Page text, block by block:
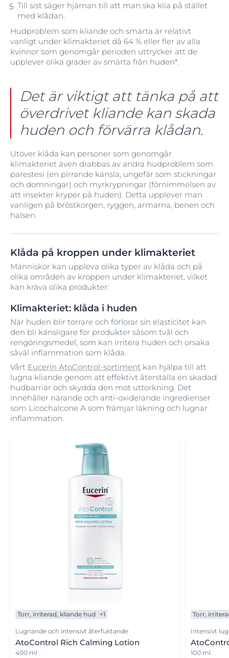
Till sist säger hjärnan till att man ska klia på stället
med klådan.
Hudproblem som kliande och smärta är relativt
vanligt under klimakteriet då 64 % eller fler av alla
kvinnor som genomgår perioden uttrycker att de
upplever olika grader av smärta från huden*.
Det är viktigt att tänka på att
överdrivet kliande kan skada
huden och förvärra klådan.
Utöver klåda kan personer som genomgår
klimakteriet även drabbas av andra hudproblem som
parestesi (en pirrande känsla, ungefär som stickningar
och domningar) och myrkrypningar (förnimmelsen av
att insekter kryper på huden). Detta upplever man
vanligen på bröstkorgen, ryggen, armarna, benen och
halsen.
Klåda på kroppen under klimakteriet
Människor kan uppleva olika typer av klåda och på
olika områden av kroppen under klimakteriet, vilket
kan kräva olika produkter:
Klimakteriet: klåda i huden
När huden blir torrare och förlorar sin elasticitet kan
den bli känsligare för produkter såsom tvål och
rengöringsmedel, som kan irritera huden och orsaka
såväl inflammation som klåda.
Vårt Eucerin AtoControl-sortiment kan hjälpa till att
lugna kliande genom att effektivt återställa en skadad
hudbarriär och skydda den mot uttorkning. Det
innehåller närande och anti-oxiderande ingredienser
som Licochalcone A som främjar läkning och lugnar
inflammation.
Torr, irriterad, kliande hud +1
Lugnande och intensivt återfuktande
AtoControl Rich Calming Lotion
400 ml
Torr,
Intensivt
100 ml